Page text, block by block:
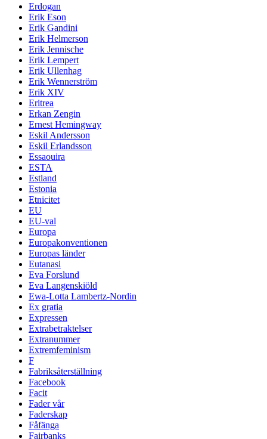
Erdogan
Erik Eson
Erik Gandini
Erik Helmerson
Erik Jennische
Erik Lempert
Erik Ullenhag
Erik Wennerström
Erik XIV
Eritrea
Erkan Zengin
Ernest Hemingway
Eskil Andersson
Eskil Erlandsson
Essaouira
ESTA
Estland
Estonia
Etnicitet
EU
EU-val
Europa
Europakonventionen
Europas länder
Eutanasi
Eva Forslund
Eva Langenskiöld
Ewa-Lotta Lambertz-Nordin
Ex gratia
Expressen
Extrabetraktelser
Extranummer
Extremfeminism
F
Fabriksåterställning
Facebook
Facit
Fader vår
Faderskap
Fåfänga
Fairbanks